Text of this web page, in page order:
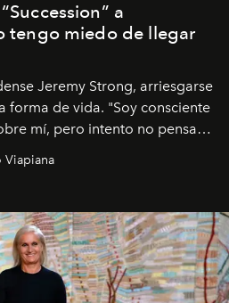
a
tengo miedo de llegar
Jeremy Strong, arriesgarse
forma de vida. "Soy consciente
mí, pero intento no pensar
perciben. Creo que es una
Viapiana